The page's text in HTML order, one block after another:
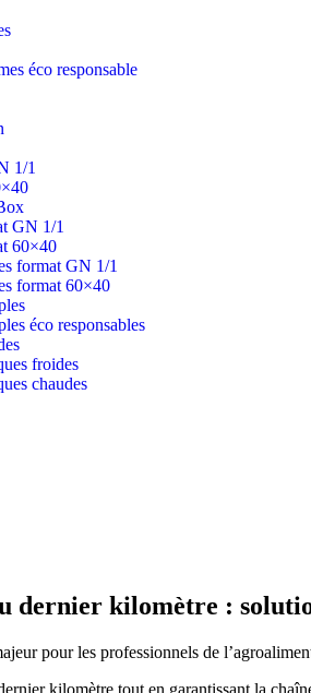
éco responsable
1/1
GN 1/1
60×40
format GN 1/1
format 60×40
éco responsables
froides
chaudes
dernier kilomètre :
pour les professionnels de
kilomètre tout en garantissant la